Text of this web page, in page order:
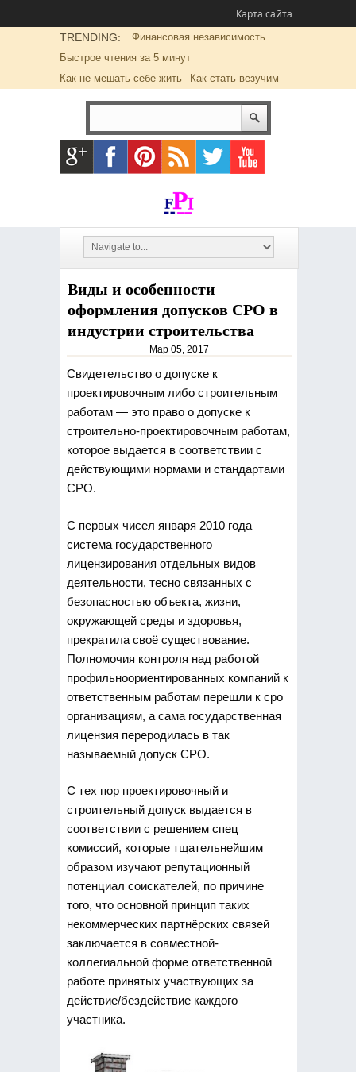
Карта сайта
TRENDING:
Финансовая независимость
Быстрое чтения за 5 минут
Как не мешать себе жить
Как стать везучим
Виды и особенности
оформления допусков СРО в
индустрии строительства
Мар 05, 2017
Свидетельство о допуске к
проектировочным либо строительным
работам — это право о допуске к
строительно-проектировочнымработам,
которое выдается в соответствии с
действующими нормами и стандартами
СРО.
С первых чисел января 2010 года
система государственного
лицензирования отдельных видов
деятельности, тесно связанных с
безопасностью объекта, жизни,
окружающей среды и здоровья,
прекратила своё существование.
Полномочия контроля над работой
профильноориентированных компаний к
ответственным работам перешли к сро
организациям, а сама государственная
лицензия переродилась в так
называемый допуск СРО.
С тех пор проектировочный и
строительный допуск выдается в
соответствии с решением спец
комиссий, которые тщательнейшим
образом изучают репутационный
потенциал соискателей, по причине
того, что основной принцип таких
некоммерческих партнёрских связей
заключается в совместной-
коллегиальной форме ответственной
работе принятых участвующих за
действие/бездействие каждого
участника.